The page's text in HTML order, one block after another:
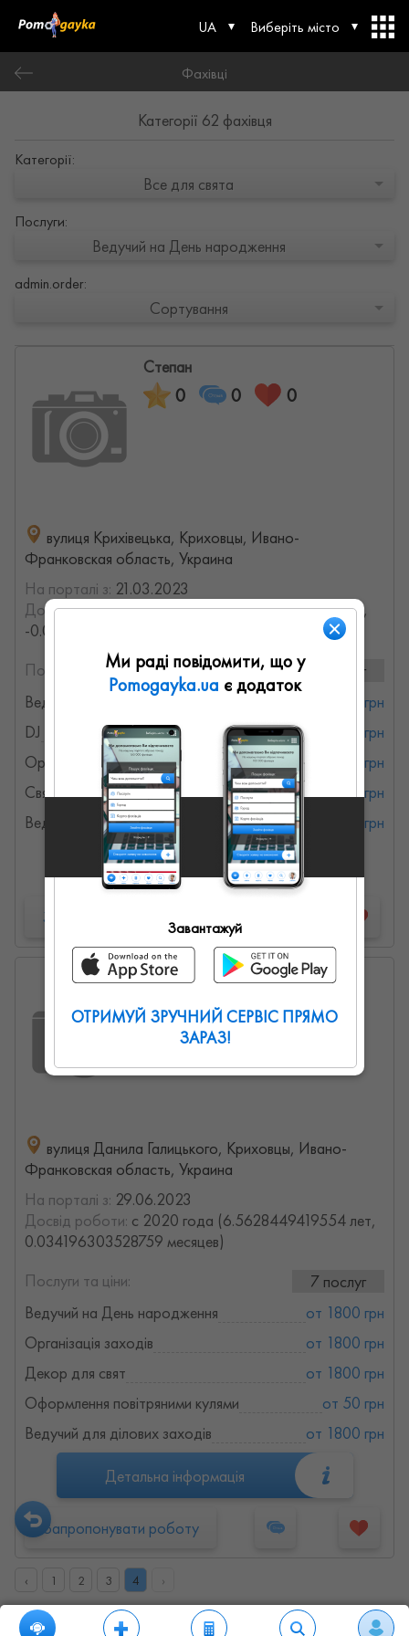
UA Виберіть місто
Фахівці
Категорії 62 фахівця
Категорії:
Все для свята
Послуги:
Ведучий на День народження
admin.order:
Сортування
Степан
0 0 0
вулиця Крихівецька, Криховцы, Ивано-
Франковская область, Украина
На порталі з: 21.03.2023
Досвід роботи:с 2014 года (12.395721653597 лет,
-0.024840373201727 месяцев)
Послуги та ціни:
12 послуг
Ведучий на День народження
от 20000 грн
DJ
от 8000 грн
Організація заходів
от 4000 грн
Свято під ключ
от 4000 грн
Ведучий для ділових заходів
от 20000 грн
Детальна інформація
Запропонувати роботу
Лілія
0 0 0
вулиця Данила Галицького, Криховцы, Ивано-
Франковская область, Украина
На порталі з: 29.06.2023
Досвід роботи: с 2020 года (6.5628449419554 лет,
0.034196303528759 месяцев)
Послуги та ціни:
7 послуг
Ведучий на День народження
от 1800 грн
Організація заходів
от 1800 грн
Декор для свят
от 1800 грн
Оформлення повітряними кулями
от 50 грн
Ведучий для ділових заходів
от 1800 грн
Детальна інформація
Запропонувати роботу
‹ 1 2 3 4 ›
Ми раді повідомити, що у
Pomogayka.ua є додаток
Завантажуй
ОТРИМУЙ ЗРУЧНИЙ СЕРВІС ПРЯМО
ЗАРАЗ!